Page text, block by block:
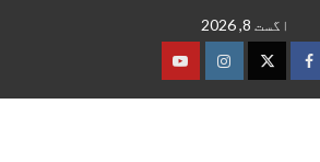
اگست 8, 2026
فیس
ٹوئٹرانسٹاگرام
یوٹیوب